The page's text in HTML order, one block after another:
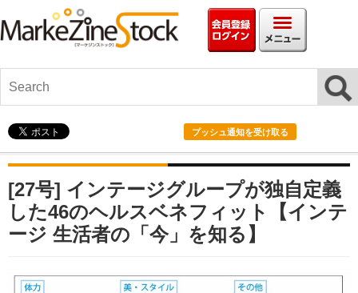
会員情報ログ
プッシュ通知を受け取る
[27号] インテージグループが独自定義
した46のヘルスベネフィット【インテ
ージ 生活者の「今」を知る】